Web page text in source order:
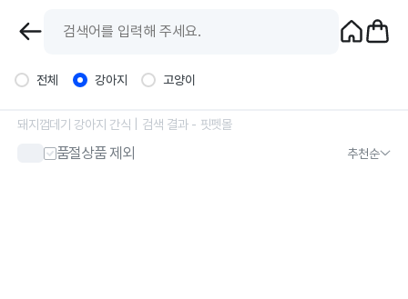
전체 강아지 고양이
돼지껍데기 강아지 간식 | 검색 결과 - 핏펫몰
품절상품 제외